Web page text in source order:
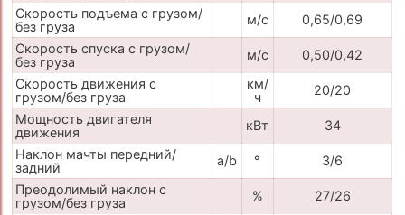
Скорость подъема с грузом/
без груза
м/с
0,65/0,69
Скорость спуска с грузом/
без груза
м/с
0,50/0,42
Скорость движения с
грузом/без груза
км/
ч
20/20
Мощность двигателя
движения
кВт
34
Наклон мачты передний/
задний
a/b °
3/6
Преодолимый наклон с
грузом/без груза
%
27/26